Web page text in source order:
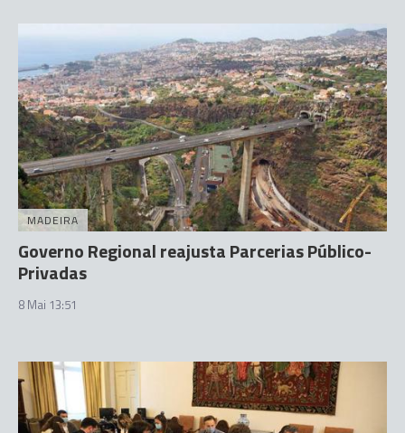
MADEIRA
Governo Regional reajusta Parcerias Público-
Privadas
8 Mai 13:51